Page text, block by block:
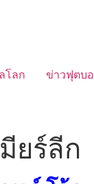
โลก
ข่าวฟุตบ
ยร์ลีก